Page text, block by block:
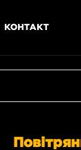
КОНТАКТ